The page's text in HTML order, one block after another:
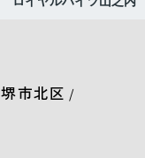
堺市北区 /